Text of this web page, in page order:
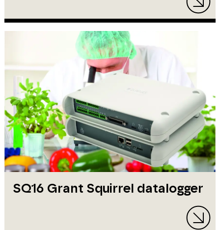
SQ16 Grant Squirrel datalogger